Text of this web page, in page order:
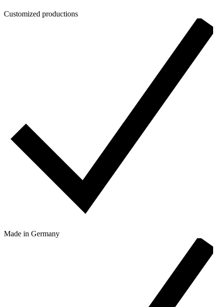
Customized productions
Made in Germany